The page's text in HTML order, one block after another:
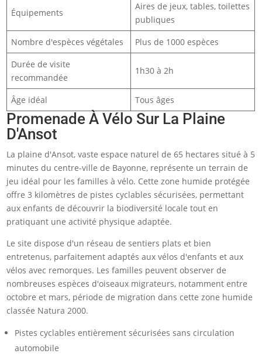
Équipements
Aires de jeux, tables, toilettes
publiques
Nombre d'espèces végétales
Plus de 1000 espèces
Durée de visite
recommandée
1h30 à 2h
Âge idéal Tous âges
Promenade À Vélo Sur La Plaine
D'Ansot
La plaine d'Ansot, vaste espace naturel de 65 hectares situé à 5
minutes du centre-ville de Bayonne, représente un terrain de
jeu idéal pour les familles à vélo. Cette zone humide protégée
offre 3 kilomètres de pistes cyclables sécurisées, permettant
aux enfants de découvrir la biodiversité locale tout en
pratiquant une activité physique adaptée.
Le site dispose d'un réseau de sentiers plats et bien
entretenus, parfaitement adaptés aux vélos d'enfants et aux
vélos avec remorques. Les familles peuvent observer de
nombreuses espèces d'oiseaux migrateurs, notamment entre
octobre et mars, période de migration dans cette zone humide
classée Natura 2000.
Pistes cyclables entièrement sécurisées sans circulation
automobile